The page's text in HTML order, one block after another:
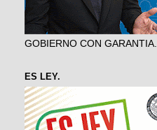
GOBIERNO CON GARANTIA.
ES LEY.